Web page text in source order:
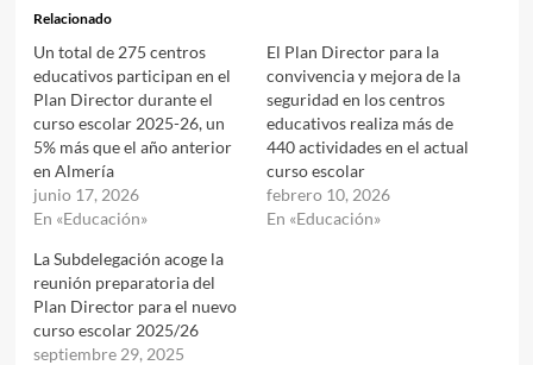
Relacionado
Un total de 275 centros
educativos participan en el
Plan Director durante el
curso escolar 2025-26, un
5% más que el año anterior
en Almería
junio 17, 2026
En «Educación»
El Plan Director para la
convivencia y mejora de la
seguridad en los centros
educativos realiza más de
440 actividades en el actual
curso escolar
febrero 10, 2026
En «Educación»
La Subdelegación acoge la
reunión preparatoria del
Plan Director para el nuevo
curso escolar 2025/26
septiembre 29, 2025